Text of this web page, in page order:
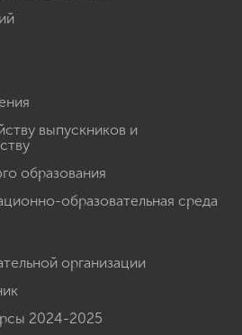
выпускников и
образования
образовательная среда
организации
2024-2025